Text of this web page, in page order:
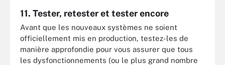
11. Tester, retester et tester encore
Avant que les nouveaux systèmes ne soient
officiellement mis en production, testez-les de
manière approfondie pour vous assurer que tous
les dysfonctionnements (ou le plus grand nombre